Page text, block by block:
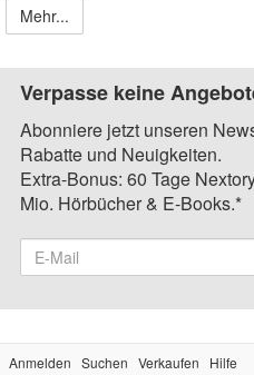
Mehr...
Verpasse keine
Abonniere jetzt unseren
Rabatte und Neuigkeiten.
Extra-Bonus: 60 Tage
Mio. Hörbücher & E-Books.*
Anmelden Suchen Verkaufen
Hilfe